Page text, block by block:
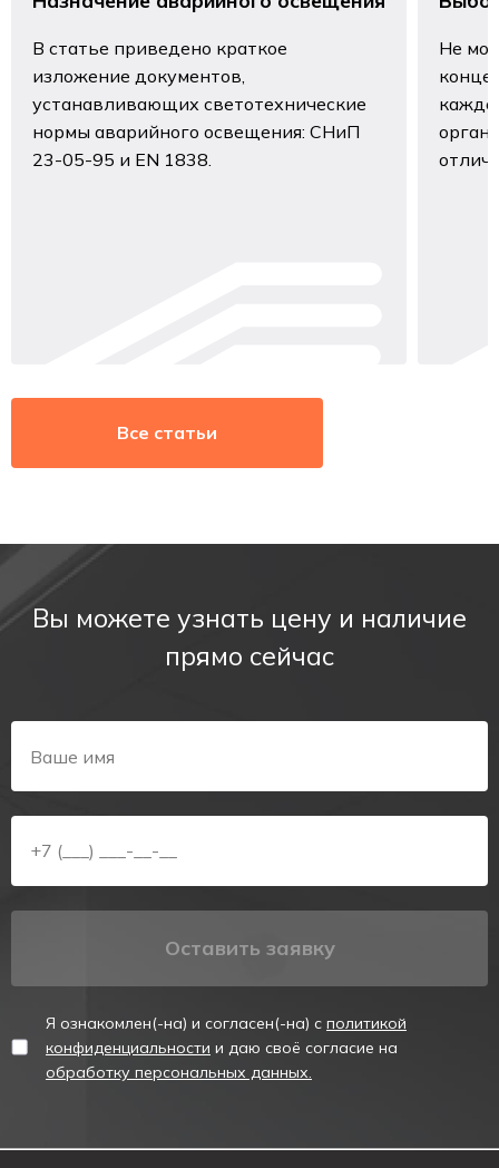
В статье приведено краткое
изложение документов,
устанавливающих светотехнические
нормы аварийного освещения: СНиП
23-05-95 и EN 1838.
Не
Все статьи
Вы можете узнать цену и наличие
прямо сейчас
Оставить заявку
Я ознакомлен(-на) и согласен(-на) с политикой
конфиденциальности и даю своё согласие на
обработку персональных данных.